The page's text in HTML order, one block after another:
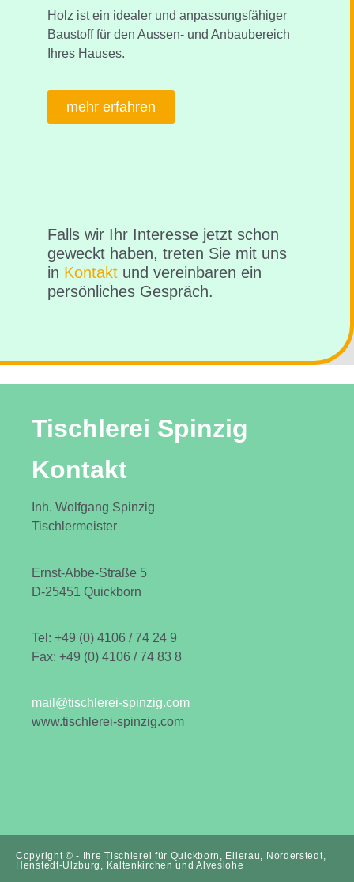
Holz ist ein idealer und anpassungsfähiger
Baustoff für den Aussen- und Anbaubereich
Ihres Hauses.
mehr erfahren
Falls wir Ihr Interesse jetzt schon
geweckt haben, treten Sie mit uns
in Kontakt und vereinbaren ein
persönliches Gespräch.
Tischlerei Spinzig
Kontakt
Inh. Wolfgang Spinzig
Tischlermeister
Ernst-Abbe-Straße 5
D-25451 Quickborn
Tel: +49 (0) 4106 / 74 24 9
Fax: +49 (0) 4106 / 74 83 8
mail@tischlerei-spinzig.com
www.tischlerei-spinzig.com
Copyright © - Ihre Tischlerei für Quickborn, Ellerau, Norderstedt,
Henstedt-Ulzburg, Kaltenkirchen und Alveslohe